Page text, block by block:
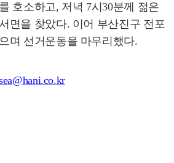
호소하고, 저녁 7시30분께 젊은
면을 찾았다. 이어 부산진구 전포
며 선거운동을 마무리했다.